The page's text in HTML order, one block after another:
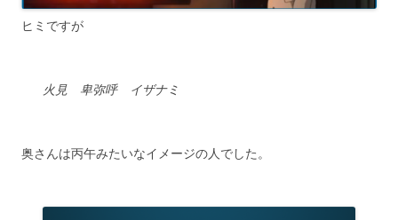
ヒミですが
火見 卑弥呼 イザナミ
奥さんは丙午みたいなイメージの人でした。